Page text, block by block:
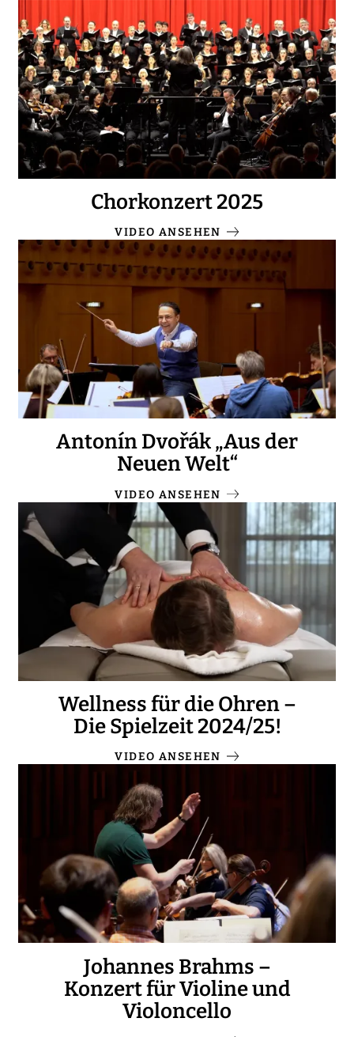
Chorkonzert 2025
VIDEO ANSEHEN
Antonín Dvořák „Aus der
Neuen Welt“
VIDEO ANSEHEN
Wellness für die Ohren –
Die Spielzeit 2024/25!
VIDEO ANSEHEN
Johannes Brahms –
Konzert für Violine und
Violoncello